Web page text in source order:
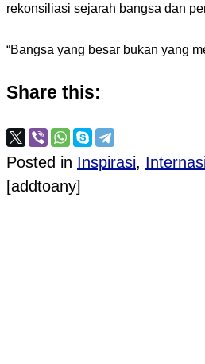
rekonsiliasi sejarah bangsa dan
“Bangsa yang besar bukan yang
Share this:
Posted in Inspirasi,
[addtoany]